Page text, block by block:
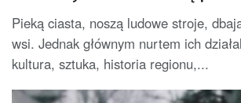
Pieką ciasta, noszą ludowe stroje,
wsi. Jednak głównym nurtem ich
kultura, sztuka, historia regionu,...